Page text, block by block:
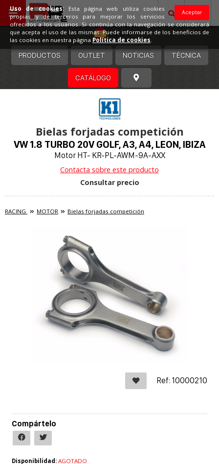
España
PRODUCTOS OUTLET NOTICIAS TÉCNICA
CATÁLOGO
Bielas forjadas competición
VW 1.8 TURBO 20V GOLF, A3, A4, LEON, IBIZA
Motor HT- KR-PL-AWM-9A-AXX
Contacta sobre este producto
Consultar precio
RACING MOTOR Bielas forjadas competición
Ref: 10000210
Compártelo
Disponibilidad: AGOTADO
Aceptar
Uso de cookies:Esta página web utiliza cookies
propias y de terceros para mejorar los servicios
ofrecidos a los usuarios. Si continúa con la navegación se considerará
que acepta el uso de las mismas. Puede informarse de los beneficios de
las cookies en nuestra página Política de cookies.